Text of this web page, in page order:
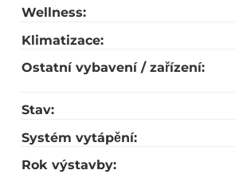
Wellness:
Klimatizace:
Ostatní vybavení / zařízení:
Stav:
Systém vytápění:
Rok výstavby: